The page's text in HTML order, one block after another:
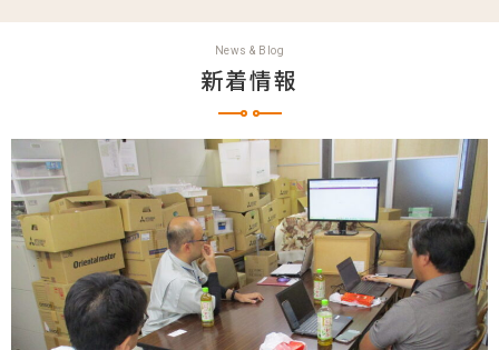
News & Blog
新着情報